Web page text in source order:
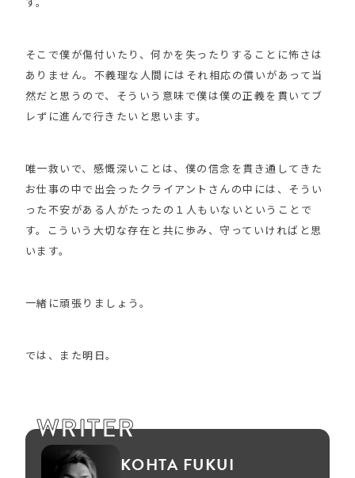
そこで僕が傷付いたり、何かを失ったりすることに怖さは
ありません。不義理な人間にはそれ相応の償いがあって当
然だと思うので、そういう意味で僕は僕の正義を貫いてブ
レずに進んで行きたいと思います。
唯一救いで、感慨深いことは、僕の信念を貫き通してきた
お仕事の中で出会ったクライアントさんの中には、そうい
った不安がある人がたったの１人もいないということで
す。こういう大切な存在と共に歩み、守っていければと思
います。
一緒に頑張りましょう。
では、また明日。
WRITER
KOHTA FUKUI